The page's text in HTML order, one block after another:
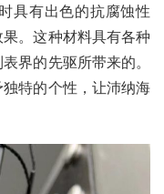
具有出色的抗腐蚀性
。这种材料具有各种
界的先驱所带来的。
特的个性，让沛纳海